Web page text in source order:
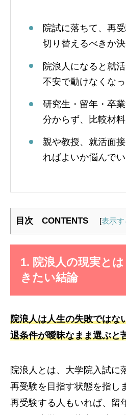
院試に落ちて、再
切り替えるべきか
院浪人になると就
不安で動けなくな
研究生・留年・卒
分からず、比較材
親や教授、就活面
ればよいか悩んで
目次 CONTENTS [表示す
1. 院浪人の現実と
きたい結論
院浪人は人生の失敗ではな
退条件が曖昧なまま選ぶと
院浪人とは、大学院入試に
再受験を目指す状態を指し
再受験する人もいれば、留